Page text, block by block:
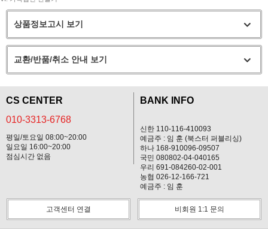
상품정보고시 보기
교환/반품/취소 안내 보기
CS CENTER
010-3313-6768
평일/토요일 08:00~20:00
일요일 16:00~20:00
점심시간 없음
BANK INFO
신한 110-116-410093
예금주 : 임 훈 (북스터 퍼블리싱)
하나 168-910096-09507
국민 080802-04-040165
우리 691-084260-02-001
농협 026-12-166-721
예금주 : 임 훈
고객센터 연결 비회원 1:1 문의